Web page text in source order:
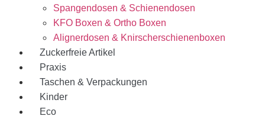
Spangendosen & Schienendosen
KFO Boxen & Ortho Boxen
Alignerdosen & Knirscherschienenboxen
Zuckerfreie Artikel
Praxis
Taschen & Verpackungen
Kinder
Eco